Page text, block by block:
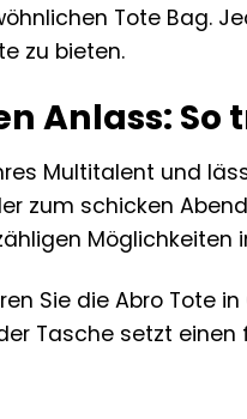
Tote Bag.
zu bieten.
Anlass: So
Multitalent und
zum schicken
Sie die Abro Tote
Tasche setzt